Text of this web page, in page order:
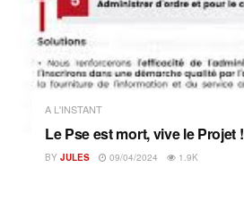
A L'INSTANT
Le Pse est mort, vive le Projet !
BY JULES 09/04/2024 1.9K